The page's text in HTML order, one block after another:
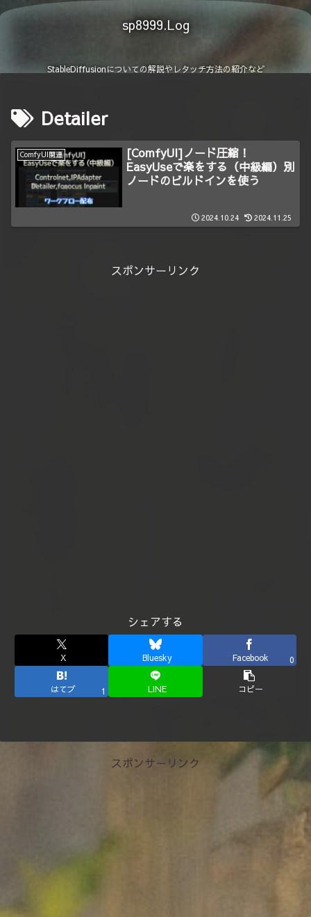
sp8999.Log
StableDiffusionについての解説やレタッチ方法の紹介など
Detailer
ComfyUI関連
[ComfyUI]ノード圧縮！
EasyUseで楽をする（中級編）別
ノードのビルドインを使う
2024.10.24 2024.11.25
スポンサーリンク
シェアする
X Bluesky Facebook 0
はてブ 1 LINE コピー
スポンサーリンク